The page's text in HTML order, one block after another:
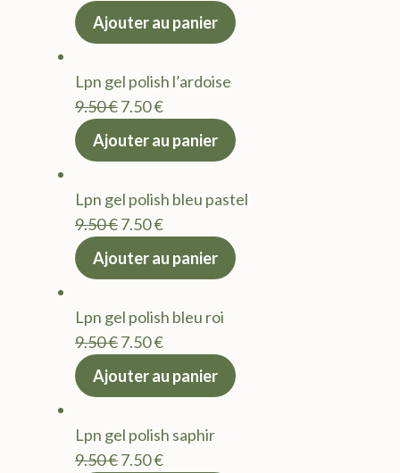
prix
9.50 €.
actuel
7.50 €.
Ajouter au panier
Lpn gel polish l’ardoise
9.50€Le
prix
9.50 €.
7.50€Le
actuel
7.50 €.
Ajouter au panier
Lpn gel polish bleu pastel
9.50€Le
prix
9.50 €.
7.50€Le
actuel
7.50 €.
Ajouter au panier
Lpn gel polish bleu roi
9.50€Le
prix
9.50 €.
7.50€Le
actuel
7.50 €.
Ajouter au panier
Lpn gel polish saphir
9.50€Le
7.50€Le